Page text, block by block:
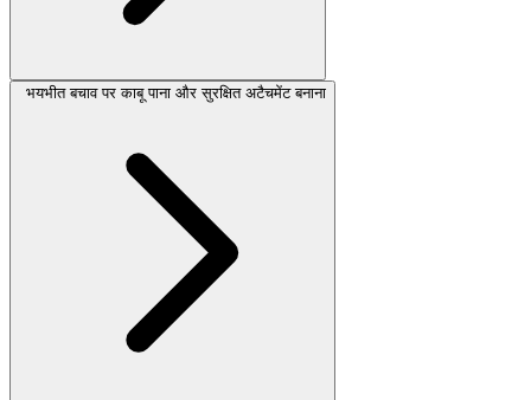
भयभीत बचाव पर काबू पाना और सुरक्षित अटैचमेंट बनाना